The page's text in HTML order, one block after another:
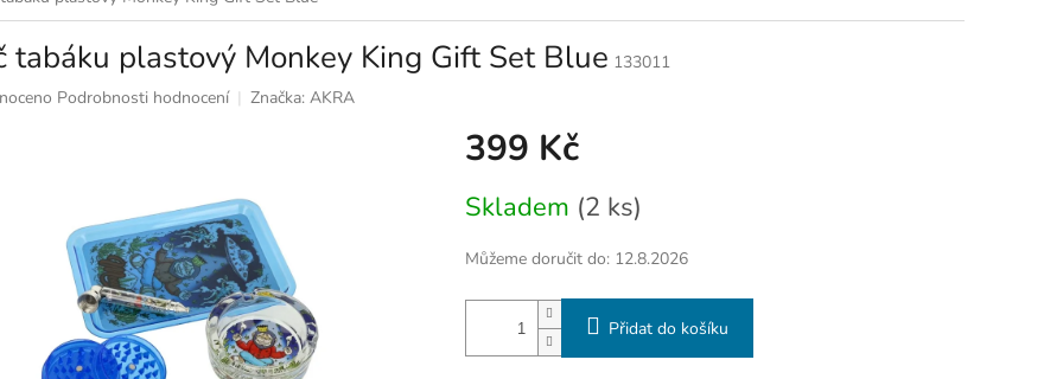
tabáku plastový Monkey King Gift Set Blue 133011
Podrobnosti hodnocení Značka: AKRA
399 Kč
cena:
Skladem (2 ks)
Můžeme doručit do: 12.8.2026
Přidat do košíku